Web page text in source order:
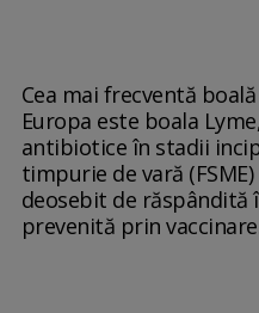
Cea mai frecventă
Europa este boala
antibiotice în stadii
timpurie de vară
deosebit de răspândită
prevenită prin